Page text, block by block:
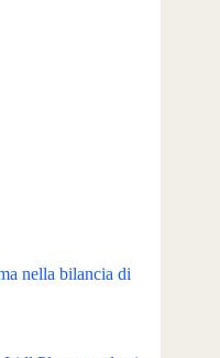
nella bilancia di